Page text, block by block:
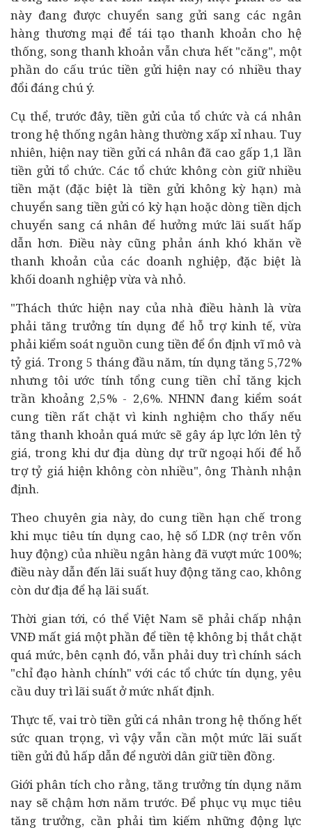
này đang được chuyển sang gửi sang các ngân
hàng thương mại để tái tạo thanh khoản cho hệ
thống, song thanh khoản vẫn chưa hết "căng", một
phần do cấu trúc tiền gửi hiện nay có nhiều thay
đổi đáng chú ý.
Cụ thể, trước đây, tiền gửi của tổ chức và cá nhân
trong hệ thống ngân hàng thường xấp xỉ nhau. Tuy
nhiên, hiện nay tiền gửi cá nhân đã cao gấp 1,1 lần
tiền gửi tổ chức. Các tổ chức không còn giữ nhiều
tiền mặt (đặc biệt là tiền gửi không kỳ hạn) mà
chuyển sang tiền gửi có kỳ hạn hoặc dòng tiền dịch
chuyển sang cá nhân để hưởng mức lãi suất hấp
dẫn hơn. Điều này cũng phản ánh khó khăn về
thanh khoản của các doanh nghiệp, đặc biệt là
khối doanh nghiệp vừa và nhỏ.
"Thách thức hiện nay của nhà điều hành là vừa
phải tăng trưởng tín dụng để hỗ trợ kinh tế, vừa
phải kiểm soát nguồn cung tiền để ổn định vĩ mô và
tỷ giá. Trong 5 tháng đầu năm, tín dụng tăng 5,72%
nhưng tôi ước tính tổng cung tiền chỉ tăng kịch
trần khoảng 2,5% - 2,6%. NHNN đang kiểm soát
cung tiền rất chặt vì kinh nghiệm cho thấy nếu
tăng thanh khoản quá mức sẽ gây áp lực lớn lên tỷ
giá, trong khi dư địa dùng dự trữ ngoại hối để hỗ
trợ tỷ giá hiện không còn nhiều", ông Thành nhận
định.
Theo chuyên gia này, do cung tiền hạn chế trong
khi mục tiêu tín dụng cao, hệ số LDR (nợ trên vốn
huy động) của nhiều ngân hàng đã vượt mức 100%;
điều này dẫn đến lãi suất huy động tăng cao, không
còn dư địa để hạ lãi suất.
Thời gian tới, có thể Việt Nam sẽ phải chấp nhận
VNĐ mất giá một phần để tiền tệ không bị thắt chặt
quá mức, bên cạnh đó, vẫn phải duy trì chính sách
"chỉ đạo hành chính" với các tổ chức tín dụng, yêu
cầu duy trì lãi suất ở mức nhất định.
Thực tế, vai trò tiền gửi cá nhân trong hệ thống hết
sức quan trọng, vì vậy vẫn cần một mức lãi suất
tiền gửi đủ hấp dẫn để người dân giữ tiền đồng.
Giới phân tích cho rằng, tăng trưởng tín dụng năm
nay sẽ chậm hơn năm trước. Để phục vụ mục tiêu
tăng trưởng, cần phải tìm kiếm những động lực